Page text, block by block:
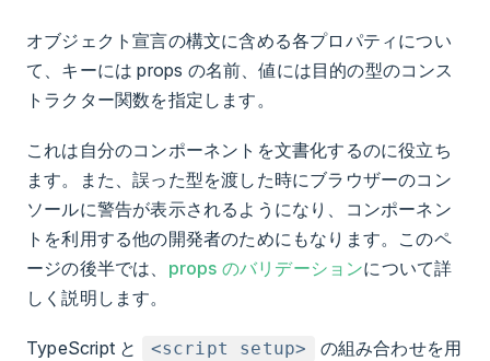
オブジェクト宣言の構文に含める各プロパティについ
て、キーには props の名前、値には目的の型のコンス
トラクター関数を指定します。
これは自分のコンポーネントを文書化するのに役立ち
ます。また、誤った型を渡した時にブラウザーのコン
ソールに警告が表示されるようになり、コンポーネン
トを利用する他の開発者のためにもなります。このペ
ージの後半では、 props のバリデーションについて詳
しく説明します。
TypeScript と <script setup>
の組み合わせを用